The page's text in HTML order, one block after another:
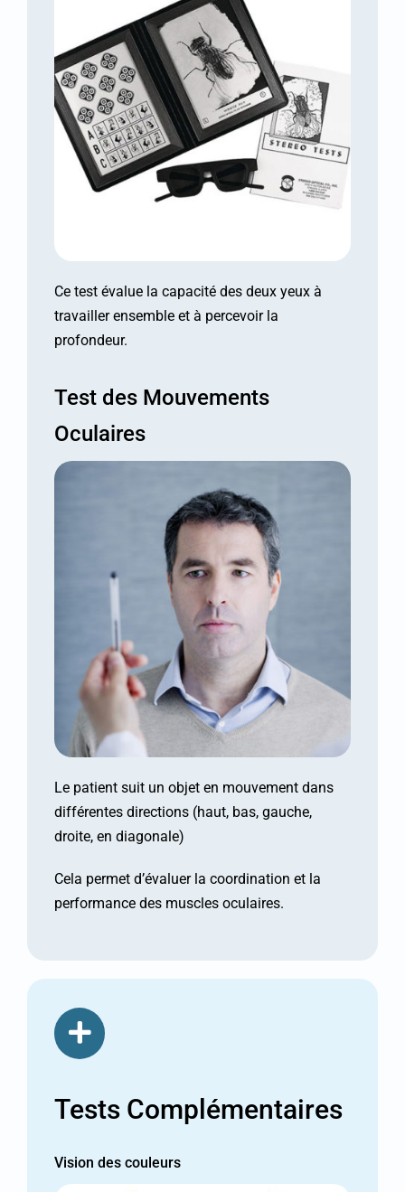
Ce test évalue la capacité des deux yeux à
travailler ensemble et à percevoir la
profondeur.
Test des Mouvements
Oculaires
Le patient suit un objet en mouvement dans
différentes directions (haut, bas, gauche,
droite, en diagonale)
Cela permet d’évaluer la coordination et la
performance des muscles oculaires.
Tests Complémentaires
Vision des couleurs